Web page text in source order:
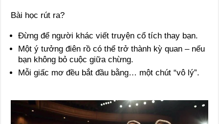
Bài học rút ra?
Đừng để người khác viết truyện cổ tích thay bạn.
Một ý tưởng điên rồ có thể trở thành kỳ quan – nếu
bạn không bỏ cuộc giữa chừng.
Mỗi giấc mơ đều bắt đầu bằng… một chút “vô lý”.